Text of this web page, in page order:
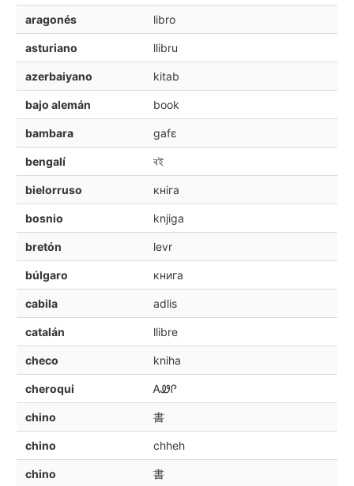
aragonés libro
asturiano llibru
azerbaiyano kitab
bajo alemán book
bambara gafɛ
bengalí বই
bielorruso кніга
bosnio knjiga
bretón levr
búlgaro книга
cabila adlis
catalán llibre
checo kniha
cheroqui ᎪᏪᎵ
chino 書
chino chheh
chino 書